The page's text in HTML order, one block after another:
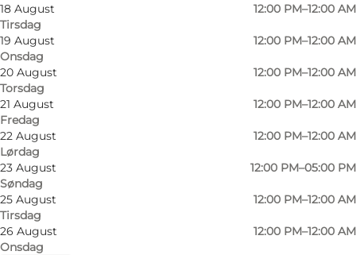
18 August
Tirsdag
12:00 PM–12:00 AM
19 August
Onsdag
12:00 PM–12:00 AM
20 August
Torsdag
12:00 PM–12:00 AM
21 August
Fredag
12:00 PM–12:00 AM
22 August
Lørdag
12:00 PM–12:00 AM
23 August
Søndag
12:00 PM–05:00 PM
25 August
Tirsdag
12:00 PM–12:00 AM
26 August
Onsdag
12:00 PM–12:00 AM
Foto Foto:
Som gæst på Restaurant Havnær kan læne dig